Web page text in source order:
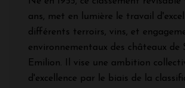
ans, met en lumière le travail
différents terroirs, vins, et
environnementaux des châteaux de
Emilion. Il vise une ambition
d'excellence par le biais de la